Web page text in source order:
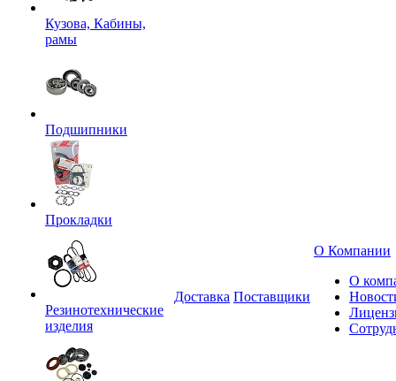
Кузова, Кабины,
рамы
Подшипники
Прокладки
Резинотехнические
изделия
Доставка Поставщики
О Компании
О